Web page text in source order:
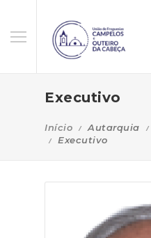
Executivo
Início Autarquia
Executivo